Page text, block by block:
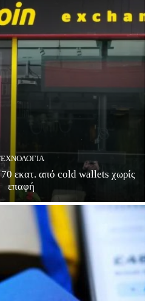
εκατ. από cold wallets χωρίς
επαφή